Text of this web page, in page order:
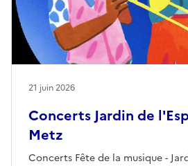
Concerts Jardin de
Metz
Concerts Fête de la musique -
21 juin 2026